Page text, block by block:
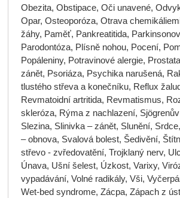
Obezita, Obstipace, Oči unavené,
Opar, Osteoporóza, Otrava
žáhy, Paměť, Pankreatitida,
Parodontóza, Plísně nohou, Pocení,
Popáleniny, Potravinové alergie,
zánět, Psoriáza, Psychika narušená,
tlustého střeva a konečníku, Reflux
Revmatoidní artritida, Revmatismus,
skleróza, Rýma z nachlazení,
Slezina, Slinivka – zánět, Slunění,
– obnova, Svalová bolest, Šedivění,
střevo - zvředovatění, Trojklaný nerv,
Únava, Ušní šelest, Úzkost, Varixy,
vypadávání, Volné radikály, Vši,
Wet-bed syndrome, Zácpa, Zápach z